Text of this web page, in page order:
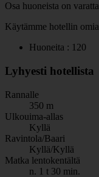
Osa huoneista on
Käytämme hotellin
Huoneita : 120
Lyhyesti hotellista
Rannalle
350 m
Ulkouima-allas
Kyllä
Ravintola/Baari
Kyllä/Kyllä
Matka lentokentältä
n. 1 t 30 min.